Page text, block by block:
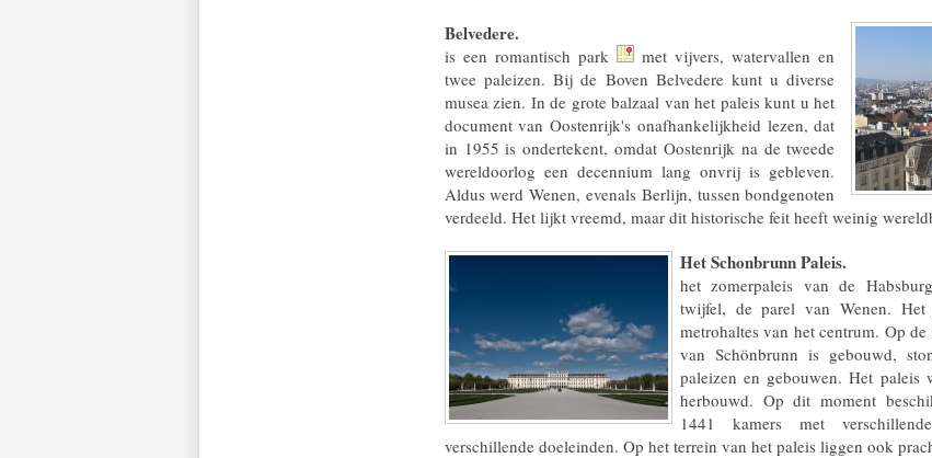
Belvedere.
is een romantisch park
met vijvers, watervallen en
twee paleizen. Bij de Boven Belvedere kunt u diverse
musea zien. In de grote balzaal van het paleis kunt u het
document van Oostenrijk's onafhankelijkheid lezen, dat
in 1955 is ondertekent, omdat Oostenrijk na de tweede
wereldoorlog een decennium lang onvrij is gebleven.
Aldus werd Wenen, evenals Berlijn, tussen bondgenoten
verdeeld. Het lijkt vreemd, maar dit historische feit heeft weinig
Het Schonbrunn Paleis.
het zomerpaleis van de
twijfel, de parel van Wenen.
metrohaltes van het centrum. Op
van Schönbrunn is gebouwd,
paleizen en gebouwen. Het paleis
herbouwd. Op dit moment
1441 kamers met
verschillende doeleinden. Op het terrein van het paleis liggen ook